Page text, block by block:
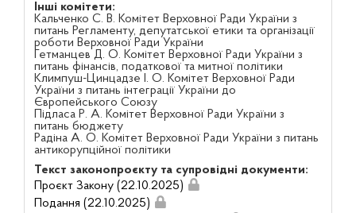
Інші комітети:
Кальченко С. В. Комітет Верховної Ради України з
питань Регламенту, депутатської етики та організації
роботи Верховної Ради України
Гетманцев Д. О. Комітет Верховної Ради України з
питань фінансів, податкової та митної політики
Климпуш-Цинцадзе І. О. Комітет Верховної Ради
України з питань інтеграції України до
Європейського Союзу
Підласа Р. А. Комітет Верховної Ради України з
питань бюджету
Радіна А. О. Комітет Верховної Ради України з питань
антикорупційної політики
Текст законопроєкту та супровідні документи:
Проєкт Закону (22.10.2025)
Подання (22.10.2025)